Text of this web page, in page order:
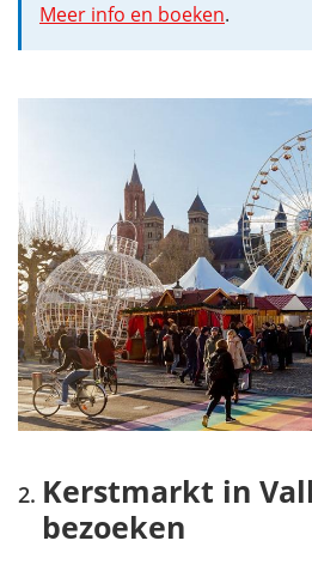
Meer info en boeken.
Kerstmarkt in
bezoeken